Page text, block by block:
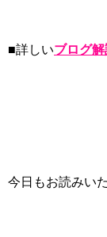
■詳しいブログ
今日もお読みい